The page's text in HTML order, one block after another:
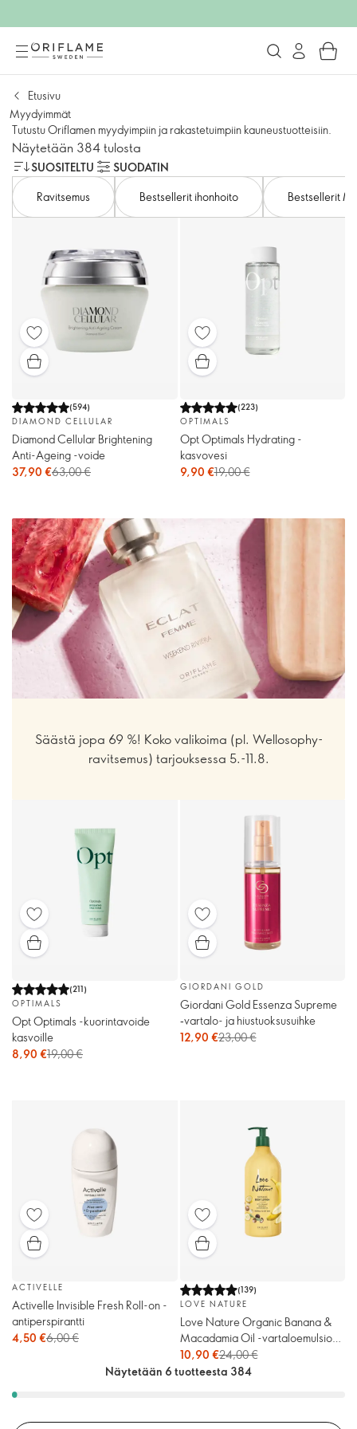
Etusivu
Myydyimmät
Tutustu Oriflamen myydyimpiin ja rakastetuimpiin kauneustuotteisiin.
Näytetään 384 tulosta
SUOSITELTU
SUODATIN
Ravitsemus
Bestsellerit ihonhoito Bestsellerit
Säästä jopa 69 %! Koko valikoima (pl. Wellosophy-
ravitsemus) tarjouksessa 5.-11.8.
(594)
DIAMOND CELLULAR
Diamond Cellular Brightening
Anti-Ageing -voide
37,90 €63,00 €
(223)
OPTIMALS
Opt Optimals Hydrating -
kasvovesi
9,90 €19,00 €
(211)
OPTIMALS
Opt Optimals -kuorintavoide
kasvoille
8,90 €19,00 €
GIORDANI GOLD
Giordani Gold Essenza Supreme
‑vartalo- ja hiustuoksusuihke
12,90 €23,00 €
ACTIVELLE
Activelle Invisible Fresh Roll-on -
antiperspirantti
4,50 €6,00 €
(139)
LOVE NATURE
Love Nature Organic Banana &
Macadamia Oil -vartaloemulsio
(megajumbo)
10,90 €24,00 €
Näytetään 6 tuotteesta 384